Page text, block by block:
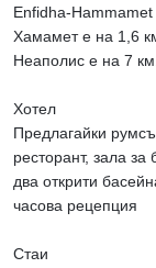
Enfidha-
Хамамет е на 1,6
Неаполис е на 7 км.
Хотел
Предлагайки
ресторант, зала
два открити
часова рецепция
Стаи